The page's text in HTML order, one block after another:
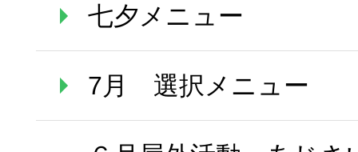
七夕メニュー
7月 選択メニュー